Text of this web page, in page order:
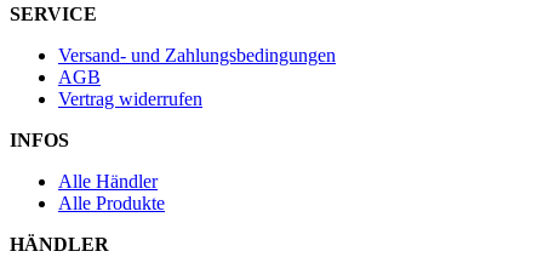
SERVICE
Versand- und Zahlungsbedingungen
AGB
Vertrag widerrufen
INFOS
Alle Händler
Alle Produkte
HÄNDLER